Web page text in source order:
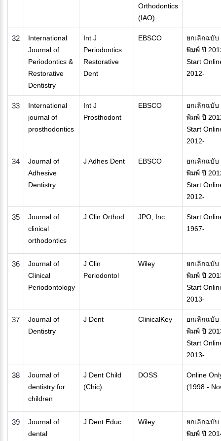
Orthodontics
(IAO)
32
International
Journal of
Periodontics &
Restorative
Dentistry
Int J
Periodontics
Restorative
Dent
EBSCO
ยกเลิกฉบับ
พิมพ์ ปี
Start
2012-
33
International
journal of
prosthodontics
Int J
Prosthodont
EBSCO
ยกเลิกฉบับ
พิมพ์ ปี
Start
2012-
34
Journal of
Adhesive
Dentistry
J Adhes Dent EBSCO
ยกเลิกฉบับ
พิมพ์ ปี
Start
2012-
35
Journal of
clinical
orthodontics
J Clin Orthod JPO, Inc.
Start
1967-
36
Journal of
Clinical
Periodontology
J Clin
Periodontol
Wiley
ยกเลิกฉบับ
พิมพ์ ปี
Start
2013-
37
Journal of
Dentistry
J Dent ClinicalKey
ยกเลิกฉบับ
พิมพ์ ปี
Start
2013-
38
Journal of
dentistry for
children
J Dent Child
(Chic)
DOSS
Online
(1998 -
39
Journal of
dental
J Dent Educ Wiley
ยกเลิกฉบับ
พิมพ์ ปี